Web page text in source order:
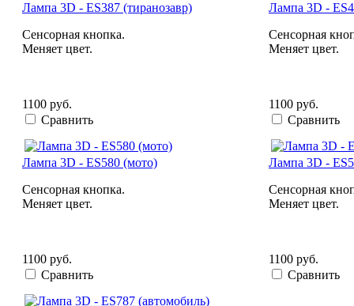
Лампа 3D - ES387 (тиранозавр)
Сенсорная кнопка.
Меняет цвет.
1100 руб.
Сравнить
Лампа 3D -
Сенсорная
Меняет цвет.
1100 руб.
Сравнить
Лампа 3D - ES580 (мото)
Сенсорная кнопка.
Меняет цвет.
1100 руб.
Сравнить
Лампа 3D -
Сенсорная
Меняет цвет.
1100 руб.
Сравнить